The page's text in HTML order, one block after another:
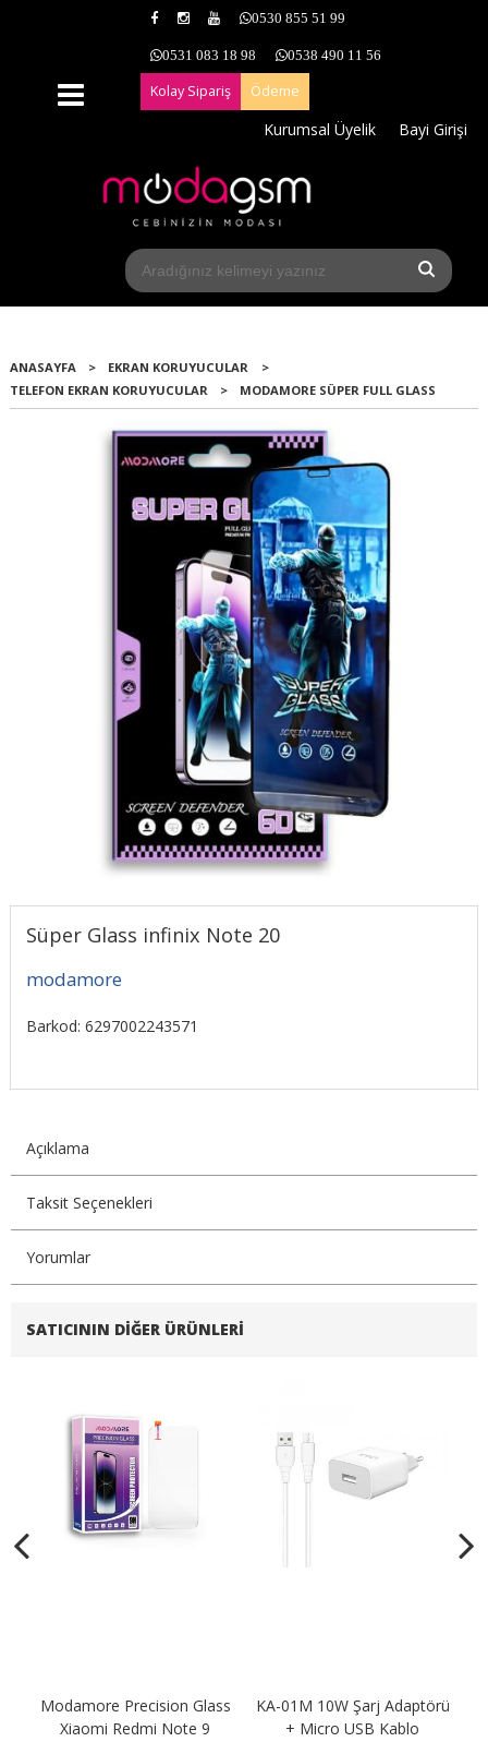
0530 855 51 99
0531 083 18 98 0538 490 11 56
Kolay Sipariş Ödeme
Kurumsal Üyelik Bayi Girişi
ANASAYFA > EKRAN KORUYUCULAR
>
TELEFON EKRAN KORUYUCULAR
> MODAMORE SÜPER FULL GLASS
Süper Glass infinix Note 20
modamore
Barkod: 6297002243571
Açıklama
Taksit Seçenekleri
Yorumlar
SATICININ DIĞER ÜRÜNLERI
Modamore Precision Glass
Xiaomi Redmi Note 9
KA-01M 10W Şarj Adaptörü
+ Micro USB Kablo